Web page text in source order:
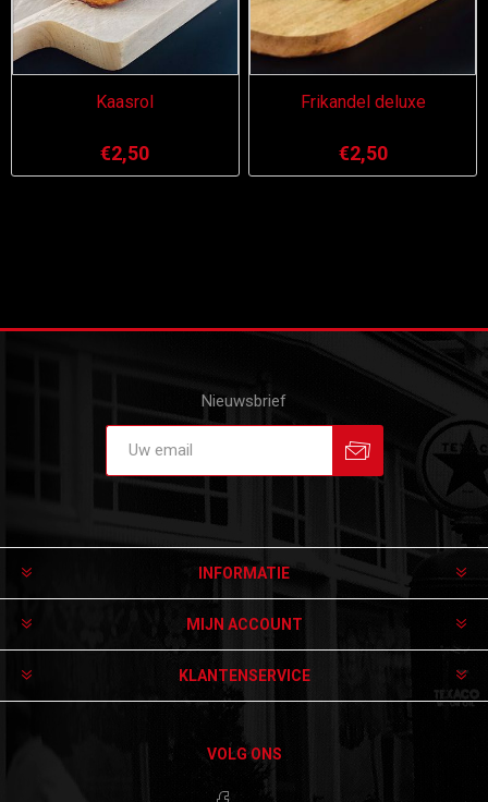
Kaasrol
€2,50
Frikandel deluxe
€2,50
Nieuwsbrief
INFORMATIE
MIJN ACCOUNT
KLANTENSERVICE
VOLG ONS